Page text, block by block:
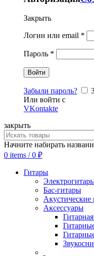
Закрыть
Логин или email *
Пароль *
Забыли пароль?
Или войти с
VKontakte
закрыть
Начните набирать
0 items / 0 ₽
Гитары
Бас-гитары
Акустические
Аксессуары